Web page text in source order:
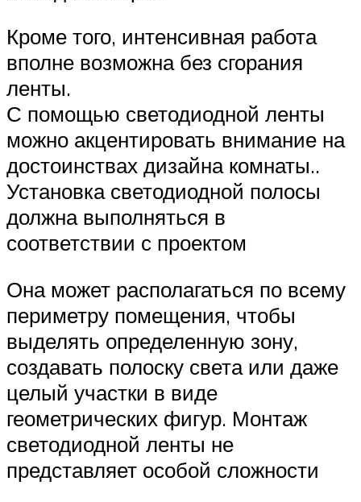
Кроме того, интенсивная работа
вполне возможна без сгорания
ленты.
С помощью светодиодной ленты
можно акцентировать внимание на
достоинствах дизайна комнаты..
Установка светодиодной полосы
должна выполняться в
соответствии с проектом
Она может располагаться по всему
периметру помещения, чтобы
выделять определенную зону,
создавать полоску света или даже
целый участки в виде
геометрических фигур. Монтаж
светодиодной ленты не
представляет особой сложности